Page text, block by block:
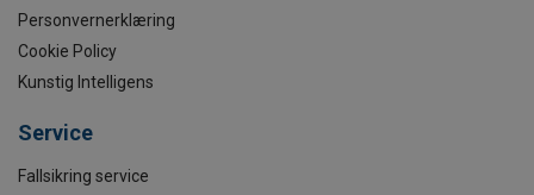
Personvernerklæring
Cookie Policy
Kunstig Intelligens
Service
Fallsikring service